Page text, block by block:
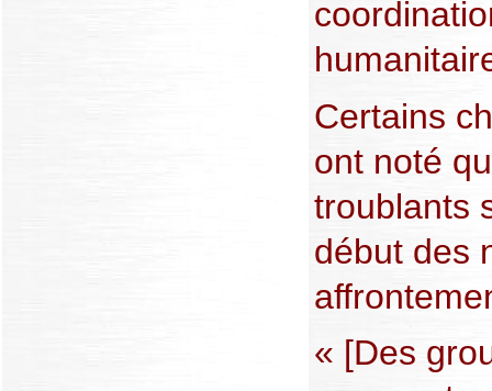
Certains
ont noté
troublants
début des
« [Des